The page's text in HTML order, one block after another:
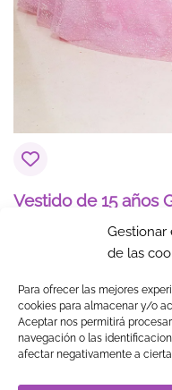
de las
Para ofrecer las mejores
cookies para almacenar y/o
Aceptar nos permitirá
navegación o las
afectar negativamente a
Vestido de 15 años
Visa
TIENDA BLOG GUÍA